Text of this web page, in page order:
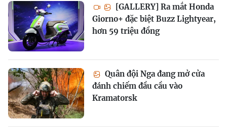
[GALLERY] Ra mắt Honda
Giorno+ đặc biệt Buzz Lightyear,
hơn 59 triệu đồng
Quân đội Nga đang mở cửa
đánh chiếm đầu cầu vào
Kramatorsk